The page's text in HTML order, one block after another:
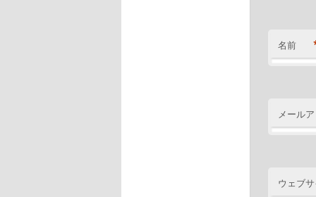
名前
メール
ウェブサ